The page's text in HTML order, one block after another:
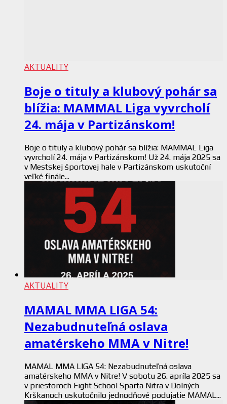
AKTUALITY
Boje o tituly a klubový pohár sa
blížia: MAMMAL Liga vyvrcholí
24. mája v Partizánskom!
Boje o tituly a klubový pohár sa blížia: MAMMAL Liga
vyvrcholí 24. mája v Partizánskom! Už 24. mája 2025 sa
v Mestskej športovej hale v Partizánskom uskutoční
veľké finále...
AKTUALITY
MAMAL MMA LIGA 54:
Nezabudnuteľná oslava
amatérskeho MMA v Nitre!
MAMAL MMA LIGA 54: Nezabudnuteľná oslava
amatérskeho MMA v Nitre! V sobotu 26. apríla 2025 sa
v priestoroch Fight School Sparta Nitra v Dolných
Krškanoch uskutočnilo jednodňové podujatie MAMAL...